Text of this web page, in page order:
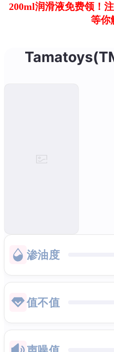
200ml润滑液免费领！
等你
渗油度
值不值